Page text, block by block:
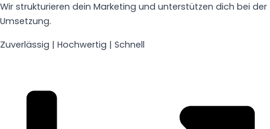
Wir strukturieren dein Marketing und unterstützen dich bei der
Umsetzung.
Zuverlässig | Hochwertig | Schnell